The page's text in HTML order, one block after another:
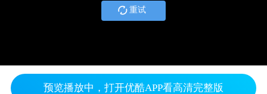
重试
预览播放中，打开优酷APP看高清完整版